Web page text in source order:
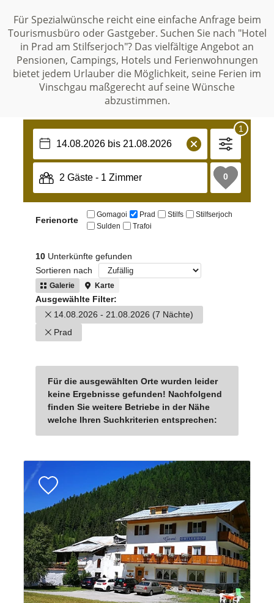
Für Spezialwünsche reicht eine einfache Anfrage beim
Tourismusbüro oder Gastgeber. Suchen Sie nach "Hotel
in Prad am Stilfserjoch"? Das vielfältige Angebot an
Pensionen, Campings, Hotels und Ferienwohnungen
bietet jedem Urlauber die Möglichkeit, seine Ferien im
Vinschgau maßgerecht auf seine Wünsche
abzustimmen.